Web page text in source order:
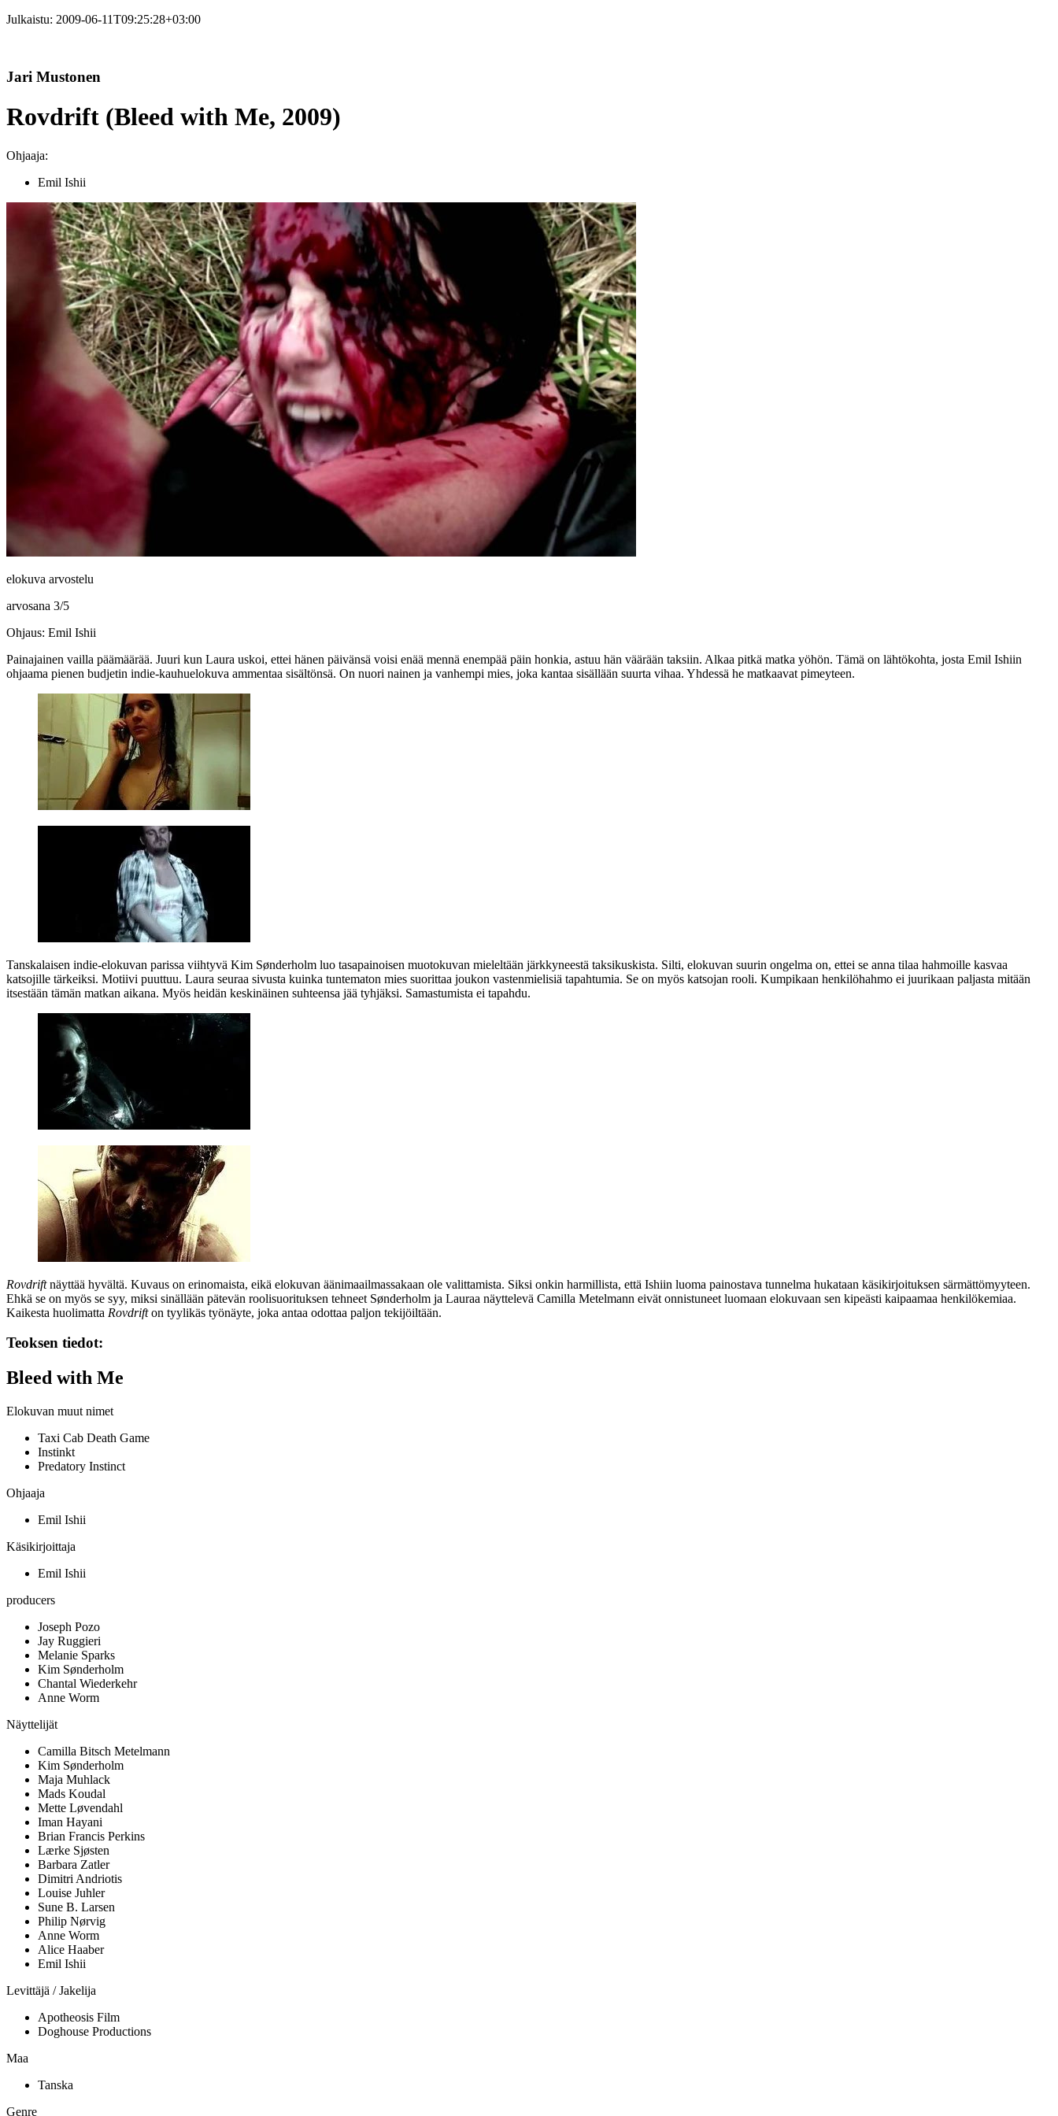
Julkaistu: 2009-06-11T09:25:28+03:00
Jari Mustonen
Rovdrift (Bleed with Me, 2009)
Ohjaaja:
Emil Ishii
elokuva arvostelu
arvosana 3/5
Ohjaus: Emil Ishii
Painajainen vailla päämäärää. Juuri kun Laura uskoi, ettei hänen päivänsä voisi enää mennä enempää päin honkia, astuu hän väärään taksiin. Alkaa pitkä matka yöhön. Tämä on lähtökohta, josta Emil Ishiin
ohjaama pienen budjetin indie-kauhuelokuva ammentaa sisältönsä. On nuori nainen ja vanhempi mies, joka kantaa sisällään suurta vihaa. Yhdessä he matkaavat pimeyteen.
Tanskalaisen indie-elokuvan parissa viihtyvä Kim Sønderholm luo tasapainoisen muotokuvan mieleltään järkkyneestä taksikuskista. Silti, elokuvan suurin ongelma on, ettei se anna tilaa hahmoille kasvaa
katsojille tärkeiksi. Motiivi puuttuu. Laura seuraa sivusta kuinka tuntematon mies suorittaa joukon vastenmielisiä tapahtumia. Se on myös katsojan rooli. Kumpikaan henkilöhahmo ei juurikaan paljasta mitään
itsestään tämän matkan aikana. Myös heidän keskinäinen suhteensa jää tyhjäksi. Samastumista ei tapahdu.
Rovdriftnäyttää hyvältä. Kuvaus on erinomaista, eikä elokuvan äänimaailmassakaan ole valittamista. Siksi onkin harmillista, että Ishiin luoma painostava tunnelma hukataan käsikirjoituksen särmättömyyteen.
Ehkä se on myös se syy, miksi sinällään pätevän roolisuorituksen tehneet Sønderholm ja Lauraa näyttelevä Camilla Metelmann eivät onnistuneet luomaan elokuvaan sen kipeästi kaipaamaa henkilökemiaa.
Kaikesta huolimatta Rovdrifton tyylikäs työnäyte, joka antaa odottaa paljon tekijöiltään.
Teoksen tiedot:
Bleed with Me
Elokuvan muut nimet
Taxi Cab Death Game
Instinkt
Predatory Instinct
Ohjaaja
Emil Ishii
Käsikirjoittaja
Emil Ishii
producers
Joseph Pozo
Jay Ruggieri
Melanie Sparks
Kim Sønderholm
Chantal Wiederkehr
Anne Worm
Näyttelijät
Camilla Bitsch Metelmann
Kim Sønderholm
Maja Muhlack
Mads Koudal
Mette Løvendahl
Iman Hayani
Brian Francis Perkins
Lærke Sjøsten
Barbara Zatler
Dimitri Andriotis
Louise Juhler
Sune B. Larsen
Philip Nørvig
Anne Worm
Alice Haaber
Emil Ishii
Levittäjä / Jakelija
Apotheosis Film
Doghouse Productions
Maa
Tanska
Genre